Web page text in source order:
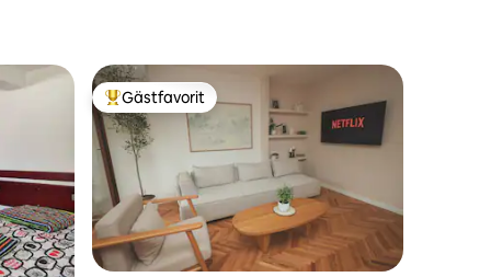
Populär gästfavorit
Gästfavorit